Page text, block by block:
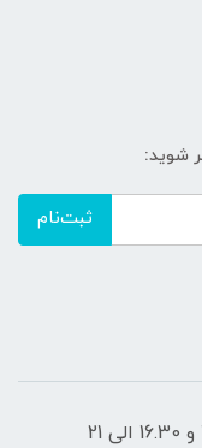
شوید:
ثبت‌نام
شنبه تا پنج‌شنبه ساعت 7.30 الی 13.30 و 16.30 الی 21